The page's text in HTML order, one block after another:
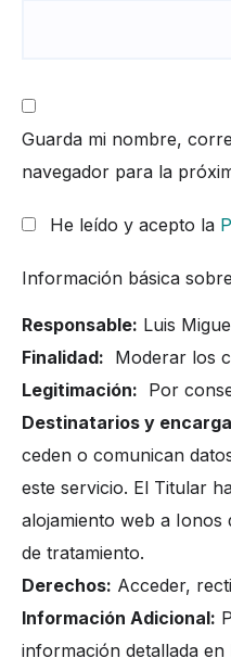
Guarda mi nombre,
navegador para la
He leído y acepto la
Información básica
Responsable: Luis
Finalidad: Moderar los
Legitimación: Por
Destinatarios y
ceden o comunican
este servicio. El Titular
alojamiento web a Ionos
de tratamiento.
Derechos: Acceder,
Información Adicional:
información detallada en